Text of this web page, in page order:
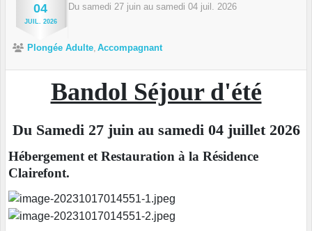
04
JUIL. 2026
Du samedi 27 juin au samedi 04 juil. 2026
Plongée Adulte Accompagnant
Bandol Séjour d'été
Du Samedi 27 juin au samedi 04 juillet 2026
Hébergement et Restauration à la Résidence
Clairefont.